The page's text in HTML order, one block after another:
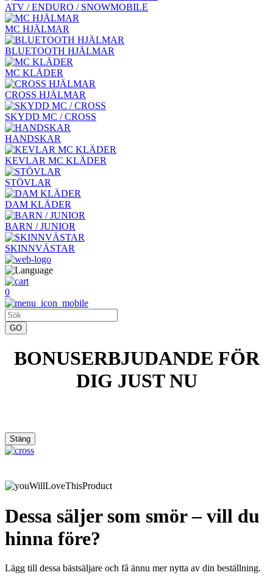
ATV / ENDURO / SNOWMOBILE
MC HJÄLMAR
BLUETOOTH HJÄLMAR
MC KLÄDER
CROSS HJÄLMAR
SKYDD MC / CROSS
HANDSKAR
KEVLAR MC KLÄDER
STÖVLAR
DAM KLÄDER
BARN / JUNIOR
SKINNVÄSTAR
0
BONUSERBJUDANDE FÖR
DIG JUST NU
Stäng
Dessa säljer som smör – vill du
hinna före?
Lägg till dessa bästsäljare och få ännu mer nytta av din beställning.